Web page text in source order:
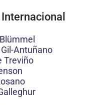
Antuñano
Treviño